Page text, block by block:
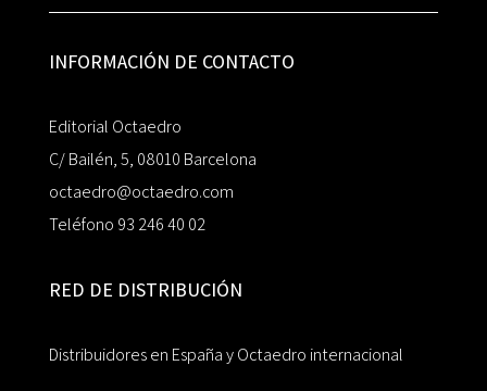
INFORMACIÓN DE CONTACTO
Editorial Octaedro
C/ Bailén, 5, 08010 Barcelona
octaedro@octaedro.com
Teléfono 93 246 40 02
RED DE DISTRIBUCIÓN
Distribuidores en España y Octaedro internacional